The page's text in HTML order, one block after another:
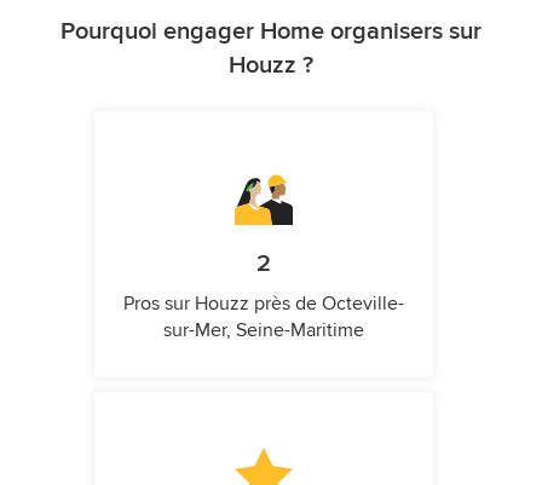
Pourquoi engager Home organisers sur
Houzz ?
2
Pros sur Houzz près de Octeville-
sur-Mer, Seine-Maritime